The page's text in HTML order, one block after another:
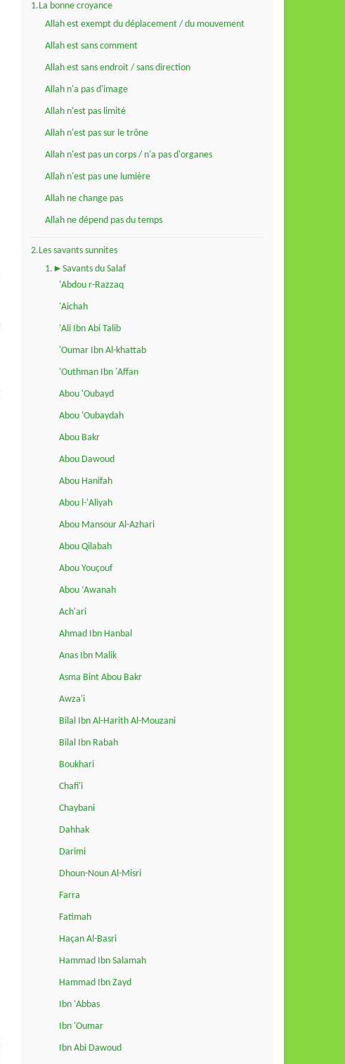
1.La bonne croyance
Allah est exempt du déplacement / du mouvement
Allah est sans comment
Allah est sans endroit / sans direction
Allah n'a pas d'image
Allah n'est pas limité
Allah n'est pas sur le trône
Allah n'est pas un corps / n'a pas d'organes
Allah n'est pas une lumière
Allah ne change pas
Allah ne dépend pas du temps
2.Les savants sunnites
1.►Savants du Salaf
'Abdou r-Razzaq
'Aichah
'Ali Ibn Abi Talib
'Oumar Ibn Al-khattab
'Outhman Ibn 'Affan
Abou 'Oubayd
Abou 'Oubaydah
Abou Bakr
Abou Dawoud
Abou Hanifah
Abou l-'Aliyah
Abou Mansour Al-Azhari
Abou Qilabah
Abou Youçouf
Abou ‘Awanah
Ach'ari
Ahmad Ibn Hanbal
Anas Ibn Malik
Asma Bint Abou Bakr
Awza'i
Bilal Ibn Al-Harith Al-Mouzani
Bilal Ibn Rabah
Boukhari
Chafi'i
Chaybani
Dahhak
Darimi
Dhoun-Noun Al-Misri
Farra
Fatimah
Haçan Al-Basri
Hammad Ibn Salamah
Hammad Ibn Zayd
Ibn 'Abbas
Ibn 'Oumar
Ibn Abi Dawoud